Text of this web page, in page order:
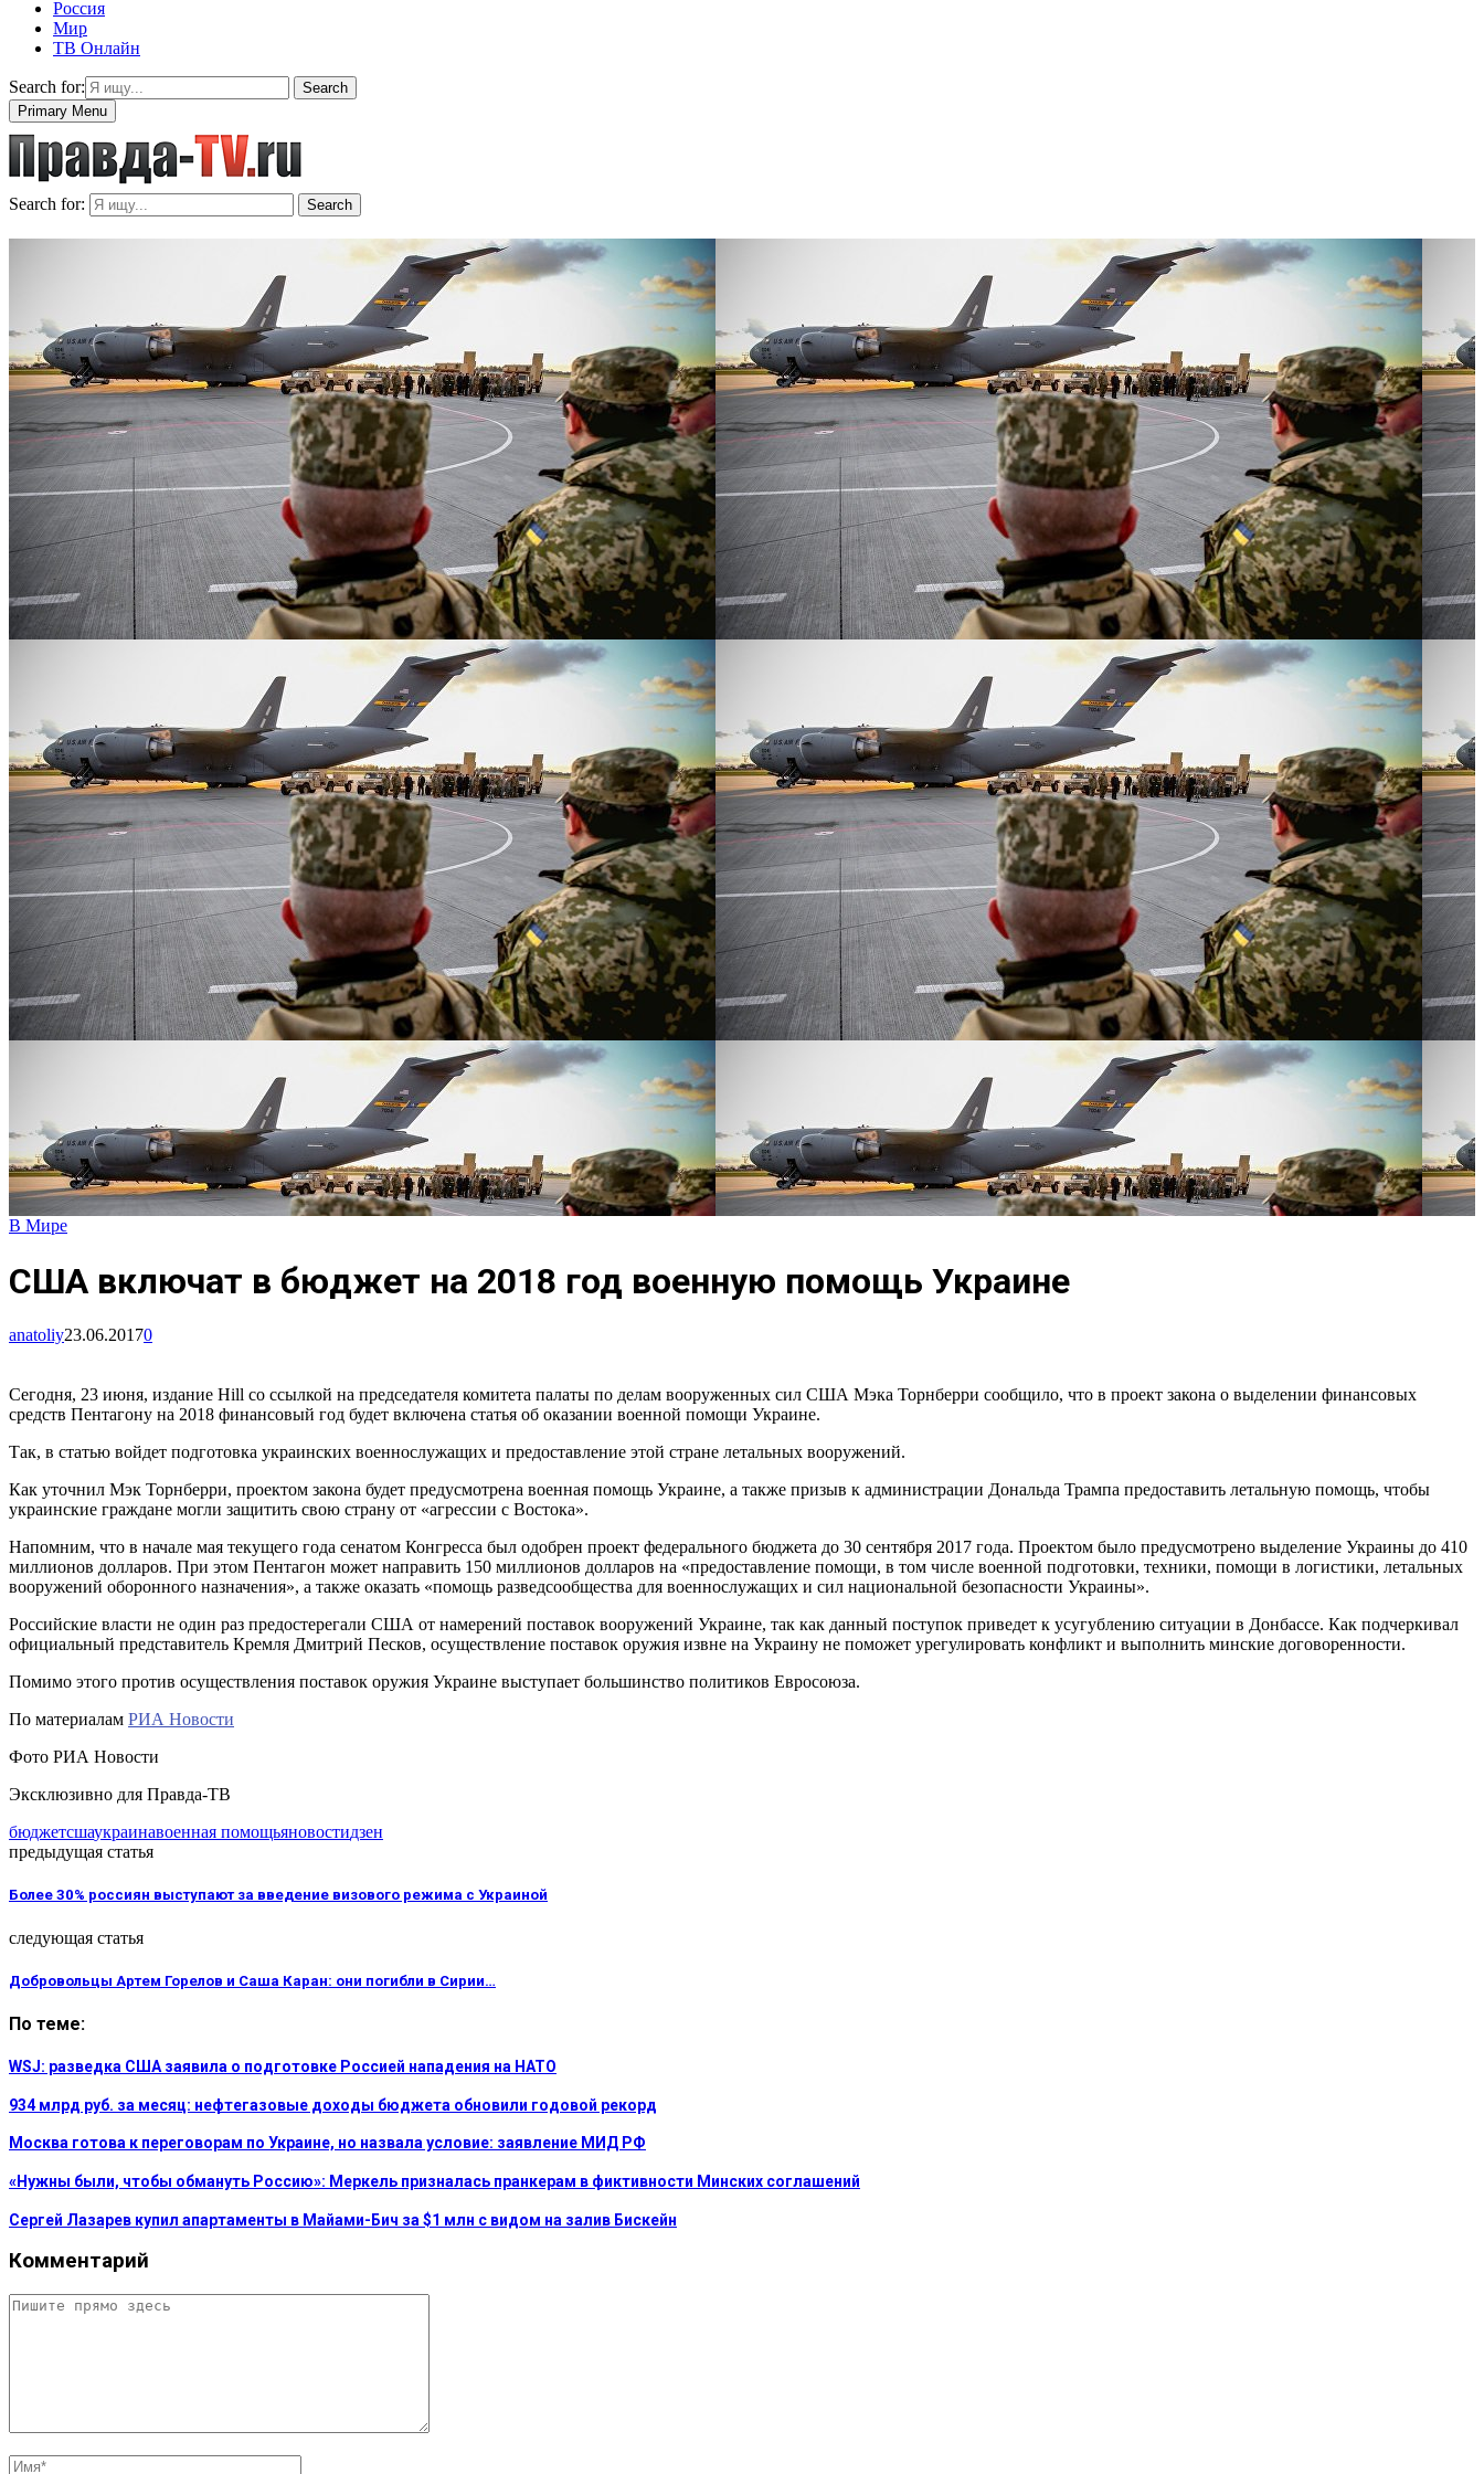
Россия
Мир
ТВ Онлайн
Search for:
Search
Primary Menu
Search for: Search
В Мире
США включат в бюджет на 2018 год военную помощь Украине
anatoliy23.06.20170
Сегодня, 23 июня, издание Hill со ссылкой на председателя комитета палаты по делам вооруженных сил США Мэка Торнберри сообщило, что в проект закона о выделении финансовых
средств Пентагону на 2018 финансовый год будет включена статья об оказании военной помощи Украине.
Так, в статью войдет подготовка украинских военнослужащих и предоставление этой стране летальных вооружений.
Как уточнил Мэк Торнберри, проектом закона будет предусмотрена военная помощь Украине, а также призыв к администрации Дональда Трампа предоставить летальную помощь, чтобы
украинские граждане могли защитить свою страну от «агрессии с Востока».
Напомним, что в начале мая текущего года сенатом Конгресса был одобрен проект федерального бюджета до 30 сентября 2017 года. Проектом было предусмотрено выделение Украины до 410
миллионов долларов. При этом Пентагон может направить 150 миллионов долларов на «предоставление помощи, в том числе военной подготовки, техники, помощи в логистики, летальных
вооружений оборонного назначения», а также оказать «помощь разведсообщества для военнослужащих и сил национальной безопасности Украины».
Российские власти не один раз предостерегали США от намерений поставок вооружений Украине, так как данный поступок приведет к усугублению ситуации в Донбассе. Как подчеркивал
официальный представитель Кремля Дмитрий Песков, осуществление поставок оружия извне на Украину не поможет урегулировать конфликт и выполнить минские договоренности.
Помимо этого против осуществления поставок оружия Украине выступает большинство политиков Евросоюза.
По материалам РИА Новости
Фото РИА Новости
Эксклюзивно для Правда-ТВ
бюджетсшаукраинавоенная помощьяновостидзен
предыдущая статья
Более 30% россиян выступают за введение визового режима с Украиной
следующая статья
Добровольцы Артем Горелов и Саша Каран: они погибли в Сирии…
По теме:
WSJ: разведка США заявила о подготовке Россией нападения на НАТО
934 млрд руб. за месяц: нефтегазовые доходы бюджета обновили годовой рекорд
Москва готова к переговорам по Украине, но назвала условие: заявление МИД РФ
«Нужны были, чтобы обмануть Россию»: Меркель призналась пранкерам в фиктивности Минских соглашений
Сергей Лазарев купил апартаменты в Майами-Бич за $1 млн с видом на залив Бискейн
Комментарий